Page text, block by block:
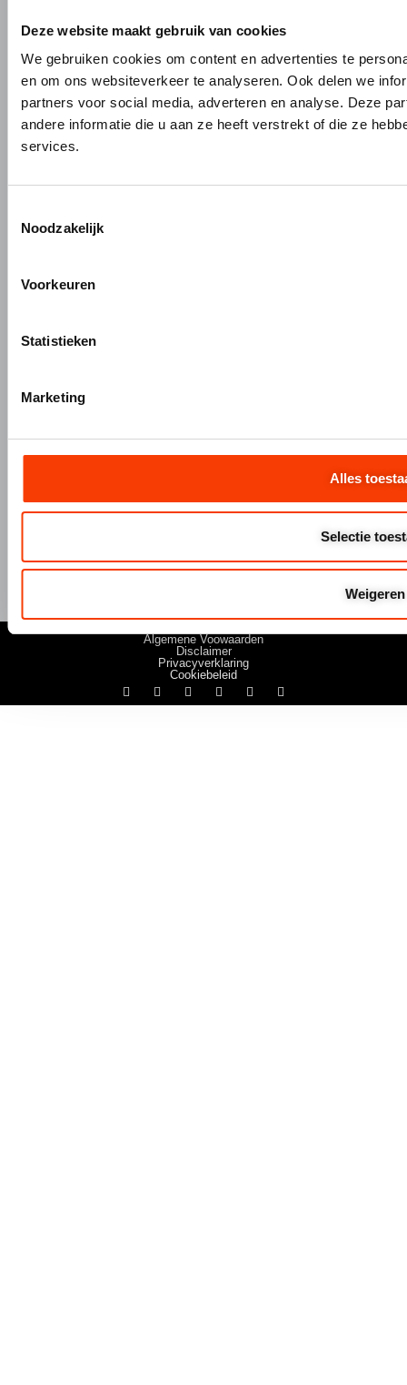
Deze website maakt gebruik van cookies
We gebruiken cookies om content en advertenties te
en om ons websiteverkeer te analyseren. Ook delen we
partners voor social media, adverteren en analyse. Deze
andere informatie die u aan ze heeft verstrekt of die ze
services.
Noodzakelijk
Voorkeuren
Statistieken
Marketing
Alles
Selectie
Weigeren
PRODUCTEN
Bouw- en meubelbeslag
Garderobes & zitbanken
Lockers & garderobekasten
Sanitaire scheidingswanden
Maatwerk interieurbouw
MERKEN
Gardelux
HerboLock
HerboKern
HerboTop
Aluminium profielbewerking
Monteren, verpakken en verzenden
info@hermeta.nl
Algemene Voowaarden
Disclaimer
Privacyverklaring
Cookiebeleid